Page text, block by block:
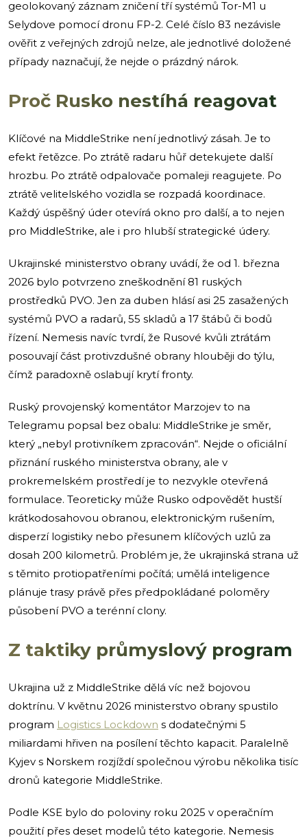
geolokovaný záznam zničení tří systémů Tor-M1 u
Selydove pomocí dronu FP-2. Celé číslo 83 nezávisle
ověřit z veřejných zdrojů nelze, ale jednotlivé doložené
případy naznačují, že nejde o prázdný nárok.
Proč Rusko nestíhá reagovat
Klíčové na MiddleStrike není jednotlivý zásah. Je to
efekt řetězce. Po ztrátě radaru hůř detekujete další
hrozbu. Po ztrátě odpalovače pomaleji reagujete. Po
ztrátě velitelského vozidla se rozpadá koordinace.
Každý úspěšný úder otevírá okno pro další, a to nejen
pro MiddleStrike, ale i pro hlubší strategické údery.
Ukrajinské ministerstvo obrany uvádí, že od 1. března
2026 bylo potvrzeno zneškodnění 81 ruských
prostředků PVO. Jen za duben hlásí asi 25 zasažených
systémů PVO a radarů, 55 skladů a 17 štábů či bodů
řízení. Nemesis navíc tvrdí, že Rusové kvůli ztrátám
posouvají část protivzdušné obrany hlouběji do týlu,
čímž paradoxně oslabují krytí fronty.
Ruský provojenský komentátor Marzojev to na
Telegramu popsal bez obalu: MiddleStrike je směr,
který „nebyl protivníkem zpracován“. Nejde o oficiální
přiznání ruského ministerstva obrany, ale v
prokremelském prostředí je to nezvykle otevřená
formulace. Teoreticky může Rusko odpovědět hustší
krátkodosahovou obranou, elektronickým rušením,
disperzí logistiky nebo přesunem klíčových uzlů za
dosah 200 kilometrů. Problém je, že ukrajinská strana už
s těmito protiopatřeními počítá; umělá inteligence
plánuje trasy právě přes předpokládané poloměry
působení PVO a terénní clony.
Z taktiky průmyslový program
Ukrajina už z MiddleStrike dělá víc než bojovou
doktrínu. V květnu 2026 ministerstvo obrany spustilo
program Logistics Lockdown s dodatečnými 5
miliardami hřiven na posílení těchto kapacit. Paralelně
Kyjev s Norskem rozjíždí společnou výrobu několika tisíc
dronů kategorie MiddleStrike.
Podle KSE bylo do poloviny roku 2025 v operačním
použití přes deset modelů této kategorie. Nemesis